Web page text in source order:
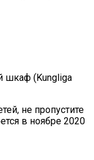
шкаф (Kungliga
не пропустите
в ноябре 2020